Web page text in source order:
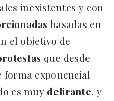
inexistentes y con
basadas en
el objetivo de
que desde
forma exponencial
es muy delirante, y